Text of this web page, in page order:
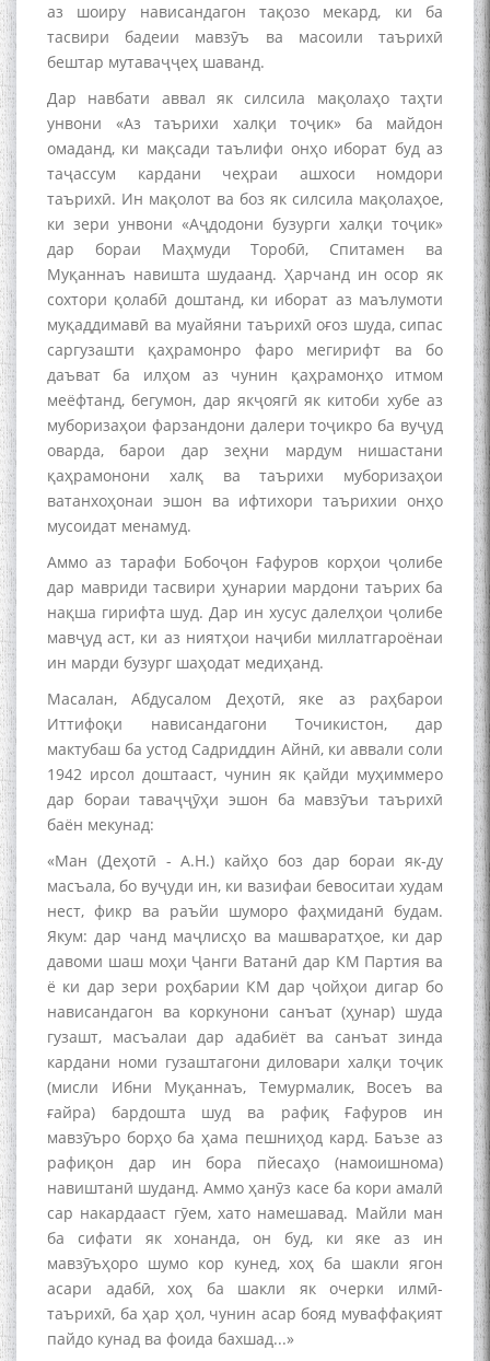
аз шоиру нависандагон тақозо мекард, ки ба
тасвири бадеии мавзӯъ ва масоили таърихӣ
бештар мутаваҷҷеҳ шаванд.
Дар навбати аввал як силсила мақолаҳо таҳти
унвони «Аз таърихи халқи тоҷик» ба майдон
омаданд, ки мақсади таълифи онҳо иборат буд аз
таҷассум кардани чеҳраи ашхоси номдори
таърихӣ. Ин мақолот ва боз як силсила мақолаҳое,
ки зери унвони «Аҷдодони бузурги халқи тоҷик»
дар бораи Маҳмуди Торобӣ, Спитамен ва
Муқаннаъ навишта шудаанд. Ҳарчанд ин осор як
сохтори қолабӣ доштанд, ки иборат аз маълумоти
муқаддимавӣ ва муайяни таърихӣ оғоз шуда, сипас
саргузашти қаҳрамонро фаро мегирифт ва бо
даъват ба илҳом аз чунин қаҳрамонҳо итмом
меёфтанд, бегумон, дар якҷоягӣ як китоби хубе аз
муборизаҳои фарзандони далери тоҷикро ба вуҷуд
оварда, барои дар зеҳни мардум нишастани
қаҳрамонони халқ ва таърихи муборизаҳои
ватанхоҳонаи эшон ва ифтихори таърихии онҳо
мусоидат менамуд.
Аммо аз тарафи Бобоҷон Ғафуров корҳои ҷолибе
дар мавриди тасвири ҳунарии мардони таърих ба
нақша гирифта шуд. Дар ин хусус далелҳои ҷолибе
мавҷуд аст, ки аз ниятҳои наҷиби миллатгароёнаи
ин марди бузург шаҳодат медиҳанд.
Масалан, Абдусалом Деҳотӣ, яке аз раҳбарои
Иттифоқи нависандагони Точикистон, дар
мактубаш ба устод Садриддин Айнӣ, ки аввали соли
1942 ирсол доштааст, чунин як қайди муҳиммеро
дар бораи таваҷҷӯҳи эшон ба мавзӯъи таърихӣ
баён мекунад:
«Ман (Деҳотӣ - А.Н.) кайҳо боз дар бораи як-ду
масъала, бо вуҷуди ин, ки вазифаи бевоситаи худам
нест, фикр ва раъйи шуморо фаҳмиданӣ будам.
Якум: дар чанд маҷлисҳо ва машваратҳое, ки дар
давоми шаш моҳи Ҷанги Ватанӣ дар КМ Партия ва
ё ки дар зери роҳбарии КМ дар ҷойҳои дигар бо
нависандагон ва коркунони санъат (ҳунар) шуда
гузашт, масъалаи дар адабиёт ва санъат зинда
кардани номи гузаштагони диловари халқи тоҷик
(мисли Ибни Муқаннаъ, Темурмалик, Восеъ ва
ғайра) бардошта шуд ва рафиқ Ғафуров ин
мавзӯъро борҳо ба ҳама пешниҳод кард. Баъзе аз
рафиқон дар ин бора пйесаҳо (намоишнома)
навиштанӣ шуданд. Аммо ҳанӯз касе ба кори амалӣ
сар накардааст гӯем, хато намешавад. Майли ман
ба сифати як хонанда, он буд, ки яке аз ин
мавзӯъҳоро шумо кор кунед, хоҳ ба шакли ягон
асари адабӣ, хоҳ ба шакли як очерки илмӣ-
таърихӣ, ба ҳар ҳол, чунин асар бояд муваффақият
пайдо кунад ва фоида бахшад...»